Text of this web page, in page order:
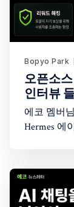
Bopyo Park
오픈소
인터뷰
에코 멤버님들, 잘 지내고 계신가요?
Hermes 에
를 들어보
45분짜리
Agent를 만